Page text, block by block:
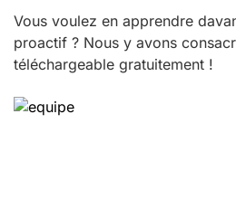
Vous voulez en apprendre
proactif ? Nous y avons
téléchargeable gratuitement !